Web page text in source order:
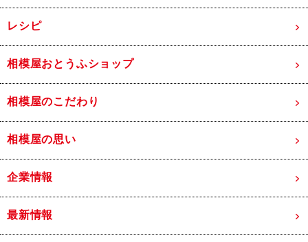
レシピ
相模屋おとうふショップ
相模屋のこだわり
相模屋の思い
企業情報
最新情報